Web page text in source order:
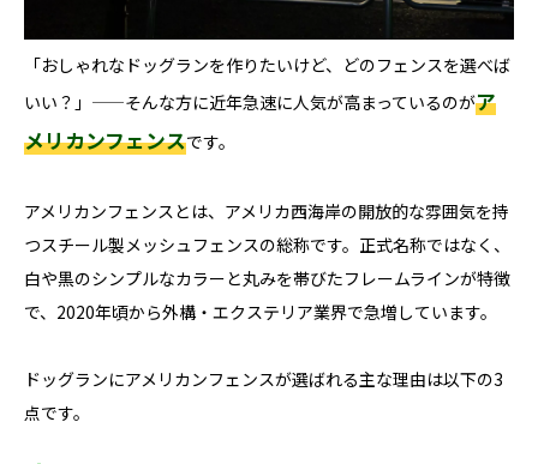
「おしゃれなドッグランを作りたいけど、どのフェンスを選べば
いい？」——そんな方に近年急速に人気が高まっているのがア
メリカンフェンスです。
アメリカンフェンスとは、アメリカ西海岸の開放的な雰囲気を持
つスチール製メッシュフェンスの総称です。正式名称ではなく、
白や黒のシンプルなカラーと丸みを帯びたフレームラインが特徴
で、2020年頃から外構・エクステリア業界で急増しています。
ドッグランにアメリカンフェンスが選ばれる主な理由は以下の3
点です。